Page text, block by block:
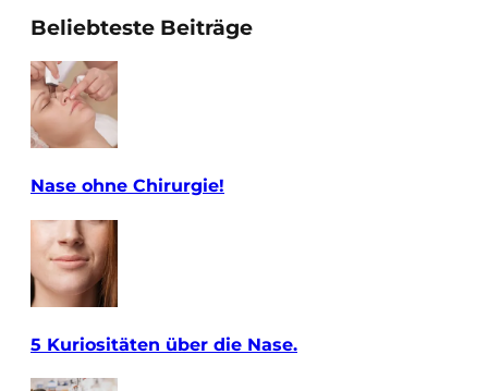
Beliebteste Beiträge
Nase ohne Chirurgie!
5 Kuriositäten über die Nase.